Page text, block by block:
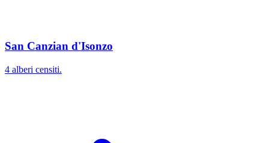
San Canzian d'Isonzo
4 alberi censiti.